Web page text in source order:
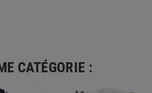
CATÉGORIE :